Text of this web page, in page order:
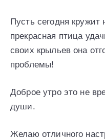
Пусть сегодня кружит
прекрасная птица
своих крыльев она
проблемы!
Доброе утро это не
души.
Желаю отличного